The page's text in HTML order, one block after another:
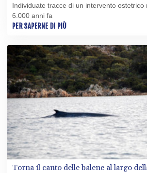
Individuate tracce di un intervento ostetrico
6.000 anni fa
PER SAPERNE DI PIÙ
Torna il canto delle balene al largo